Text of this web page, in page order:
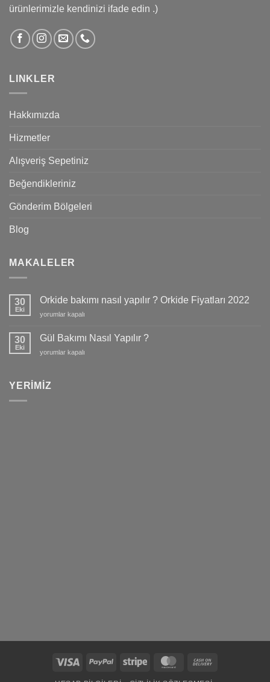
ürünlerimizle kendinizi ifade edin .)
LINKLER
Hakkımızda
Hizmetler
Alışveriş Sepetiniz
Beğendikleriniz
Gönderim Bölgeleri
Blog
MAKALELER
30
Eki
Orkide bakımı nasıl yapılır ? Orkide Fiyatları 2022
Orkide
nasıl
?
2022
yorumlar kapalı
30
Eki
Gül Bakımı Nasıl Yapılır ?
Gül
Yapılır
yorumlar kapalı
YERIMIZ
Visa PayPal Stripe MasterCard